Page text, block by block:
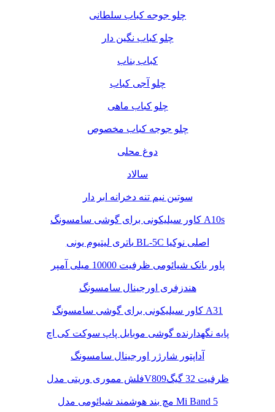
چلو جوجه کباب سلطانی
چلو کباب نگین دار
کباب بناب
چلو آجی کباب
چلو کباب ماهی
چلو جوجه کباب مخصوص
دوغ محلی
سالاد
سوتین نیم تنه دخرانه ابر دار
کاور سیلیکونی برای گوشی سامسونگ A10s
باتری لیتیوم یونی BL-5C اصلی نوکیا
پاور بانک شیائومی ظرفیت 10000 میلی آمپر
هندزفری اورجینال سامسونگ
کاور سیلیکونی برای گوشی سامسونگ A31
پایه نگهدارنده گوشی موبایل پاپ سوکت کی اچ
آداپتور شارژر اورجینال سامسونگ
فلش مموری وریتی مدلV809ظرفیت 32 گیگ
مچ بند هوشمند شیائومی مدل Mi Band 5